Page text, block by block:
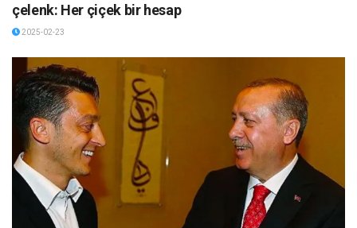
çelenk: Her çiçek bir hesap
2025-02-23